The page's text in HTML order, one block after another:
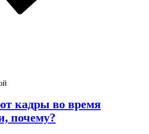
кадры во время
почему?